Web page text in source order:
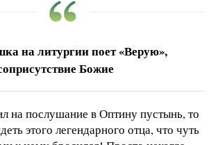
на литургии поет «Верую»,
Божие
на послушание в Оптину пустынь, то
этого легендарного отца, что чуть